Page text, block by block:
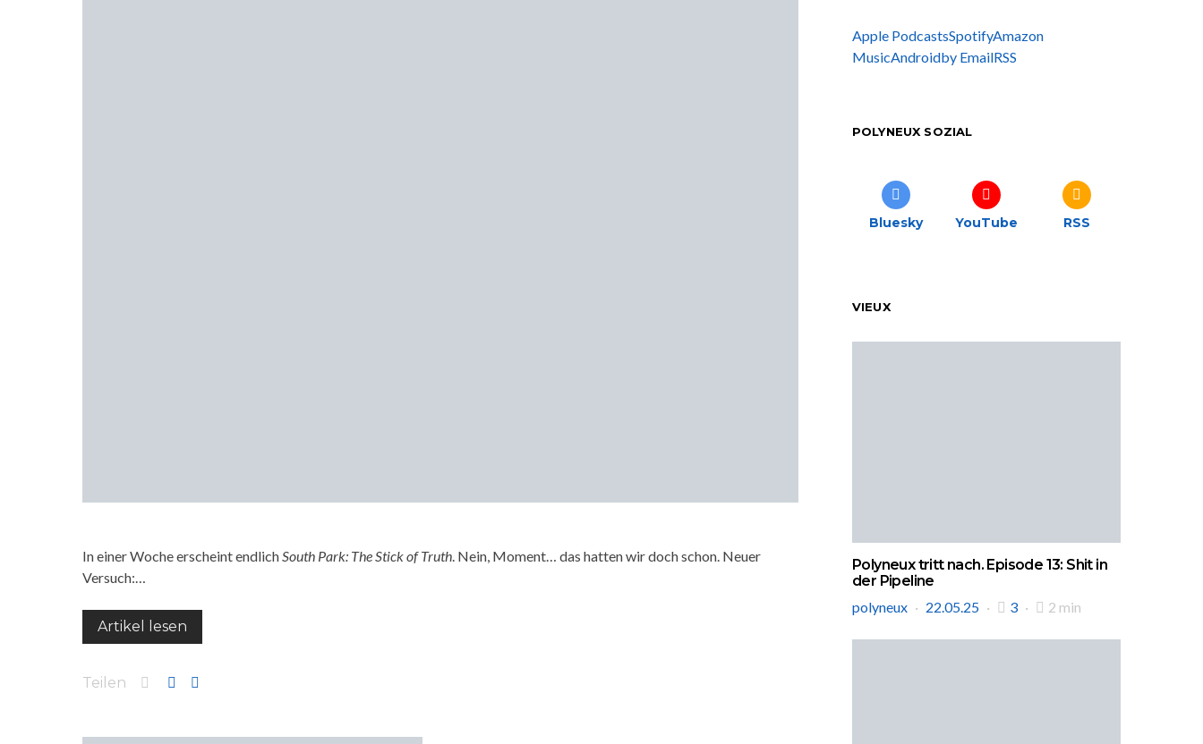
In einer Woche erscheint endlichSouth Park: The Stick of Truth. Nein, Moment… das hatten wir doch schon. Neuer
Versuch:…
Artikel lesen
Teilen
Apple PodcastsSpotifyAmazon
MusicAndroidby EmailRSS
POLYNEUX SOZIAL
Bluesky YouTube RSS
VIEUX
Polyneux tritt nach. Episode 13: Shit in
der Pipeline
polyneux
22.05.25 3 2 min